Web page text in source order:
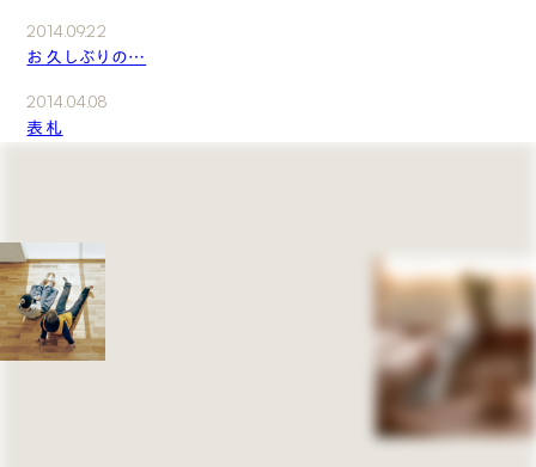
2014.09.22
お久しぶりの…
2014.04.08
表札